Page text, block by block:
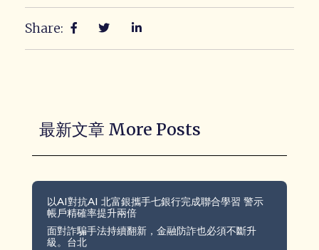
Share:
最新文章 More Posts
以AI對抗AI 北富銀攜手七銀行完成聯合學習 警示
帳戶精確率提升兩倍
面對詐騙手法持續翻新，金融防詐也必須不斷升
級。台北